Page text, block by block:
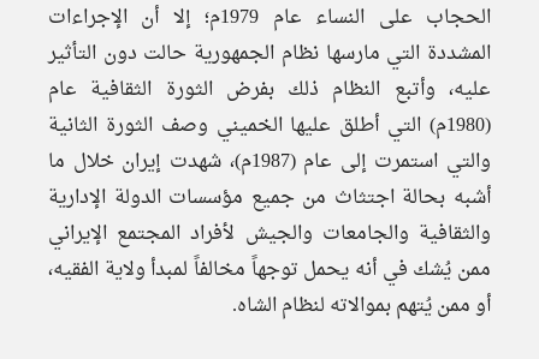
الحجاب على النساء عام 1979م؛ إلا أن الإجراءات
المشددة التي مارسها نظام الجمهورية حالت دون التأثير
عليه، وأتبع النظام ذلك بفرض الثورة الثقافية عام
(1980م) التي أطلق عليها الخميني وصف الثورة الثانية
والتي استمرت إلى عام (1987م)، شهدت إيران خلال ما
أشبه بحالة اجتثاث من جميع مؤسسات الدولة الإدارية
والثقافية والجامعات والجيش لأفراد المجتمع الإيراني
ممن يُشك في أنه يحمل توجهاً مخالفاً لمبدأ ولاية الفقيه،
أو ممن يُتهم بموالاته لنظام الشاه.